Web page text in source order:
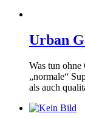
Urban
Was tun ohne
„normale“
als auch